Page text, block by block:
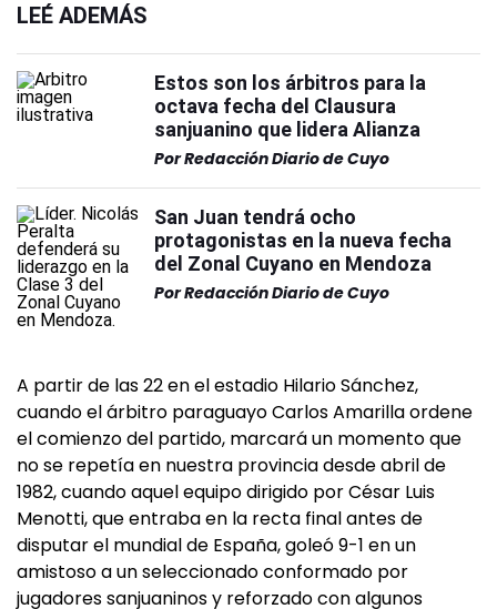
LEÉ ADEMÁS
Estos son los árbitros para la
octava fecha del Clausura
sanjuanino que lidera Alianza
PorRedacción Diario de Cuyo
San Juan tendrá ocho
protagonistas en la nueva fecha
del Zonal Cuyano en Mendoza
PorRedacción Diario de Cuyo
A partir de las 22 en el estadio Hilario Sánchez,
cuando el árbitro paraguayo Carlos Amarilla ordene
el comienzo del partido, marcará un momento que
no se repetía en nuestra provincia desde abril de
1982, cuando aquel equipo dirigido por César Luis
Menotti, que entraba en la recta final antes de
disputar el mundial de España, goleó 9-1 en un
amistoso a un seleccionado conformado por
jugadores sanjuaninos y reforzado con algunos